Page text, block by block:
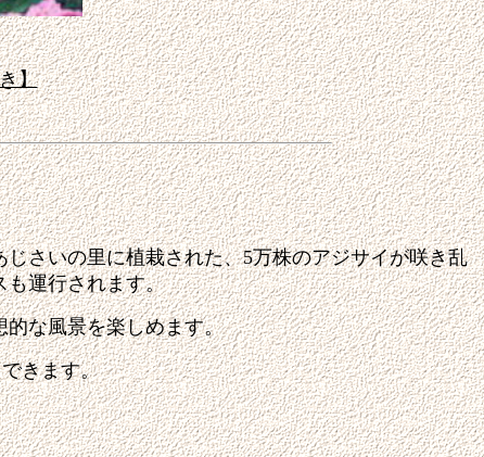
】
じさいの里に植栽された、5万株のアジサイが咲き乱
も運行されます。
的な風景を楽しめます。
きます。